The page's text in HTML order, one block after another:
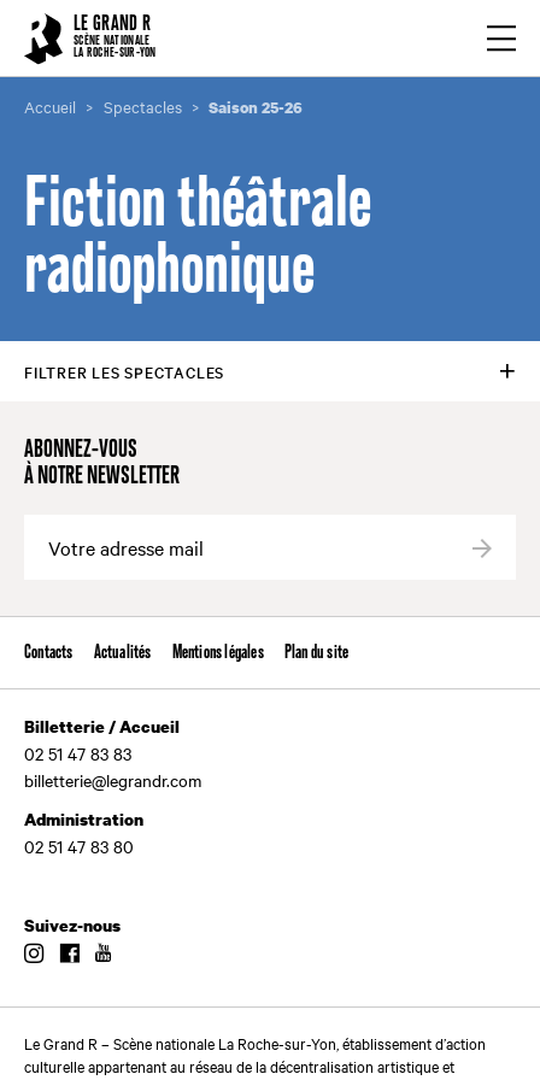
LE GRAND R
SCÈNE NATIONALE
LA ROCHE-SUR-YON
Accueil Spectacles Saison 25-26
Fiction théâtrale
radiophonique
FILTRER LES SPECTACLES
ABONNEZ-VOUS
À NOTRE NEWSLETTER
Contacts Actualités Mentions légales Plan du site
Billetterie / Accueil
02 51 47 83 83
billetterie@legrandr.com
Administration
02 51 47 83 80
Suivez-nous
InstagramFacebook
Le Grand R – Scène nationale La Roche-sur-Yon, établissement d’action
culturelle appartenant au réseau de la décentralisation artistique et
Cookies management panel